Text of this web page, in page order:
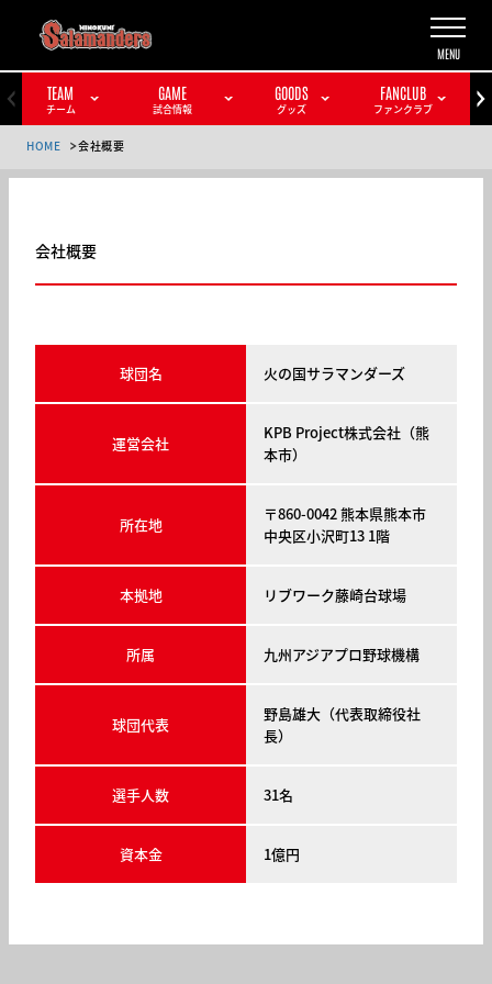
TEAM
チーム
GAME
試合情報
GOODS
グッズ
FANCLUB
ファンクラブ
HOME 会社概要
会社概要
球団名 火の国サラマンダーズ
運営会社
KPB Project株式会社（熊
本市）
所在地
〒860-0042 熊本県熊本市
中央区小沢町13 1階
本拠地 リブワーク藤崎台球場
所属 九州アジアプロ野球機構
球団代表
野島雄大（代表取締役社
長）
選手人数 31名
資本金 1億円